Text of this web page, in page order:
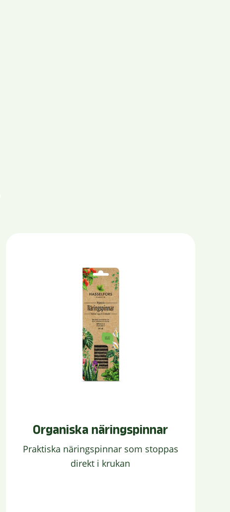
Organiska näringspinnar
Praktiska näringspinnar som stoppas
direkt i krukan